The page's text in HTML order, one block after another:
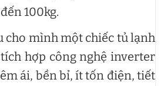
100kg.
cho mình một chiếc tủ lạnh
hợp công nghệ inverter
ái, bền bỉ, ít tốn điện, tiết